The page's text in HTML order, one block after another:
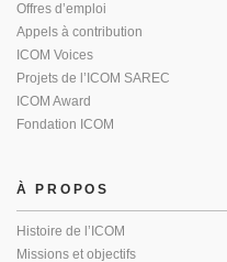
Offres d’emploi
Appels à contribution
ICOM Voices
Projets de l’ICOM SAREC
ICOM Award
Fondation ICOM
À PROPOS
Histoire de l’ICOM
Missions et objectifs